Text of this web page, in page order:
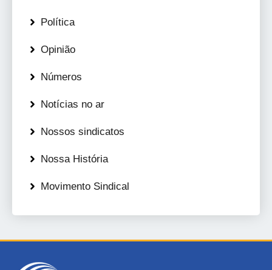
Política
Opinião
Números
Notícias no ar
Nossos sindicatos
Nossa História
Movimento Sindical